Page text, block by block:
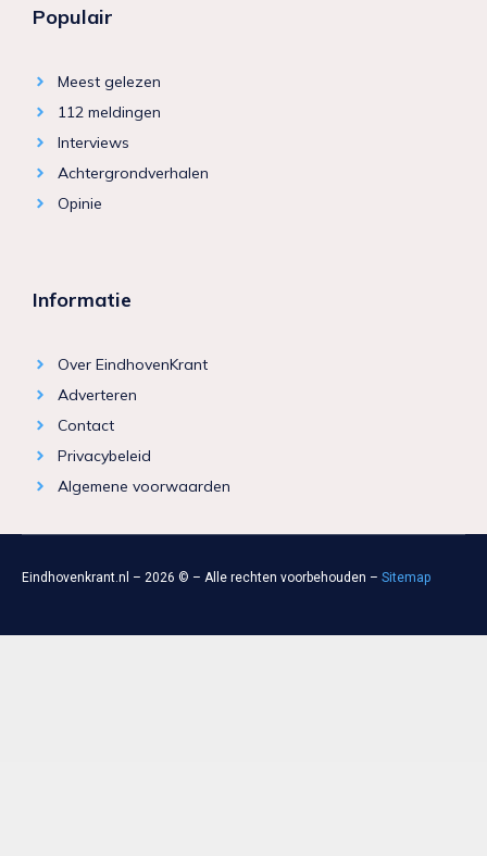
Populair
Meest gelezen
112 meldingen
Interviews
Achtergrondverhalen
Opinie
Informatie
Over EindhovenKrant
Adverteren
Contact
Privacybeleid
Algemene voorwaarden
Eindhovenkrant.nl – 2026 © – Alle rechten voorbehouden – Sitemap